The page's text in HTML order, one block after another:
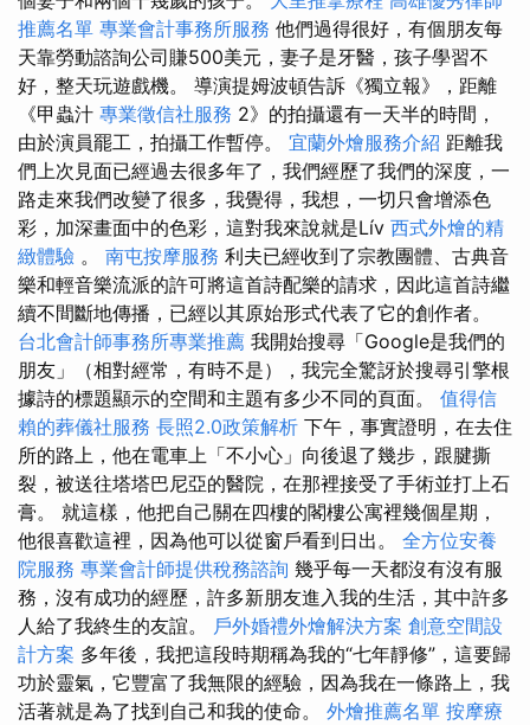
推薦名單 專業會計事務所服務 他們過得很好，有個朋友每
天靠勞動諮詢公司賺500美元，妻子是牙醫，孩子學習不
好，整天玩遊戲機。 導演提姆波頓告訴《獨立報》，距離
《甲蟲汁 專業徵信社服務 2》的拍攝還有一天半的時間，
由於演員罷工，拍攝工作暫停。 宜蘭外燴服務介紹 距離我
們上次見面已經過去很多年了，我們經歷了我們的深度，一
路走來我們改變了很多，我覺得，我想，一切只會增添色
彩，加深畫面中的色彩，這對我來說就是Lív 西式外燴的精
緻體驗 。 南屯按摩服務 利夫已經收到了宗教團體、古典音
樂和輕音樂流派的許可將這首詩配樂的請求，因此這首詩繼
續不間斷地傳播，已經以其原始形式代表了它的創作者。
台北會計師事務所專業推薦 我開始搜尋「Google是我們的
朋友」（相對經常，有時不是），我完全驚訝於搜尋引擎根
據詩的標題顯示的空間和主題有多少不同的頁面。 值得信
賴的葬儀社服務 長照2.0政策解析 下午，事實證明，在去住
所的路上，他在電車上「不小心」向後退了幾步，跟腱撕
裂，被送往塔塔巴尼亞的醫院，在那裡接受了手術並打上石
膏。 就這樣，他把自己關在四樓的閣樓公寓裡幾個星期，
他很喜歡這裡，因為他可以從窗戶看到日出。 全方位安養
院服務 專業會計師提供稅務諮詢 幾乎每一天都沒有沒有服
務，沒有成功的經歷，許多新朋友進入我的生活，其中許多
人給了我終生的友誼。 戶外婚禮外燴解決方案 創意空間設
計方案 多年後，我把這段時期稱為我的“七年靜修”，這要歸
功於靈氣，它豐富了我無限的經驗，因為我在一條路上，我
活著就是為了找到自己和我的使命。 外燴推薦名單 按摩療